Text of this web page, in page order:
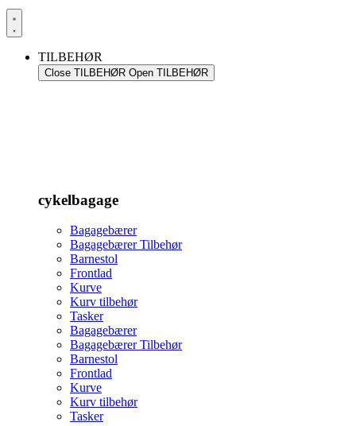
TILBEHØR
Close TILBEHØR Open TILBEHØR
cykelbagage
Bagagebærer
Bagagebærer Tilbehør
Barnestol
Frontlad
Kurve
Kurv tilbehør
Tasker
Bagagebærer
Bagagebærer Tilbehør
Barnestol
Frontlad
Kurve
Kurv tilbehør
Tasker